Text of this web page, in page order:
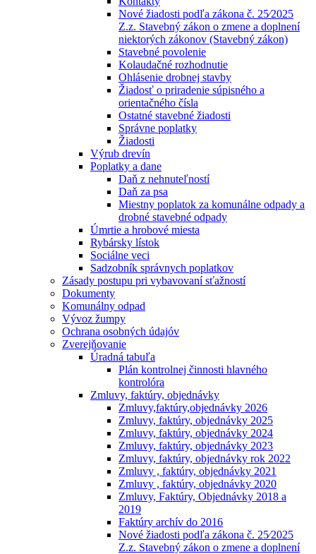
Nové žiadosti podľa zákona č. 25⁄2025
Z.z. Stavebný zákon o zmene a doplnení
niektorých zákonov (Stavebný zákon)
Stavebné povolenie
Kolaudačné rozhodnutie
Ohlásenie drobnej stavby
Žiadosť o priradenie súpisného a
orientačného čísla
Ostatné stavebné žiadosti
Správne poplatky
Žiadosti
Výrub drevín
Poplatky a dane
Daň z nehnuteľností
Daň za psa
Miestny poplatok za komunálne odpady a
drobné stavebné odpady
Úmrtie a hrobové miesta
Rybársky lístok
Sociálne veci
Sadzobník správnych poplatkov
Zásady postupu pri vybavovaní sťažností
Dokumenty
Komunálny odpad
Vývoz žumpy
Ochrana osobných údajóv
Zverejňovanie
Úradná tabuľa
Plán kontrolnej činnosti hlavného
kontrolóra
Zmluvy, faktúry, objednávky
Zmluvy,faktúry,objednávky 2026
Zmluvy, faktúry, objednávky 2025
Zmluvy, faktúry, objednávky 2024
Zmluvy, faktúry, objednávky 2023
Zmluvy, faktúry, objednávky rok 2022
Zmluvy , faktúry, objednávky 2021
Zmluvy , faktúry, objednávky 2020
Zmluvy, Faktúry, Objednávky 2018 a
2019
Faktúry archív do 2016
Nové žiadosti podľa zákona č. 25⁄2025
Z.z. Stavebný zákon o zmene a doplnení